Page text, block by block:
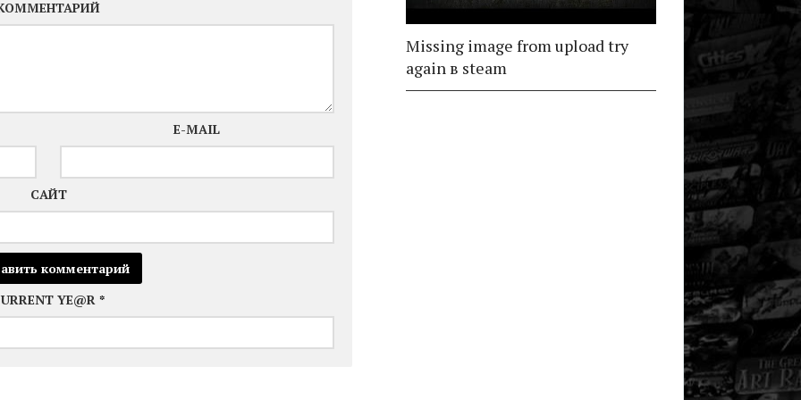
E-MAIL
САЙТ
YE@R *
Missing image from upload try
again в steam